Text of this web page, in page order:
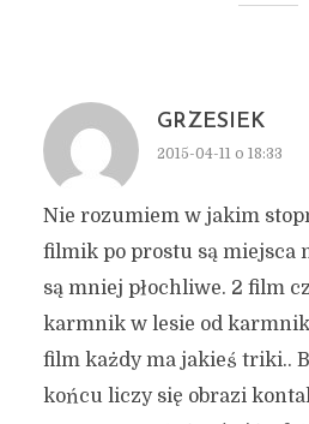
GRZESIEK
2015-04-11 o 18:33
Nie rozumiem w jakim
filmik po prostu są miejsca
są mniej płochliwe. 2 film
karmnik w lesie od
film każdy ma jakieś triki..
końcu liczy się obrazi